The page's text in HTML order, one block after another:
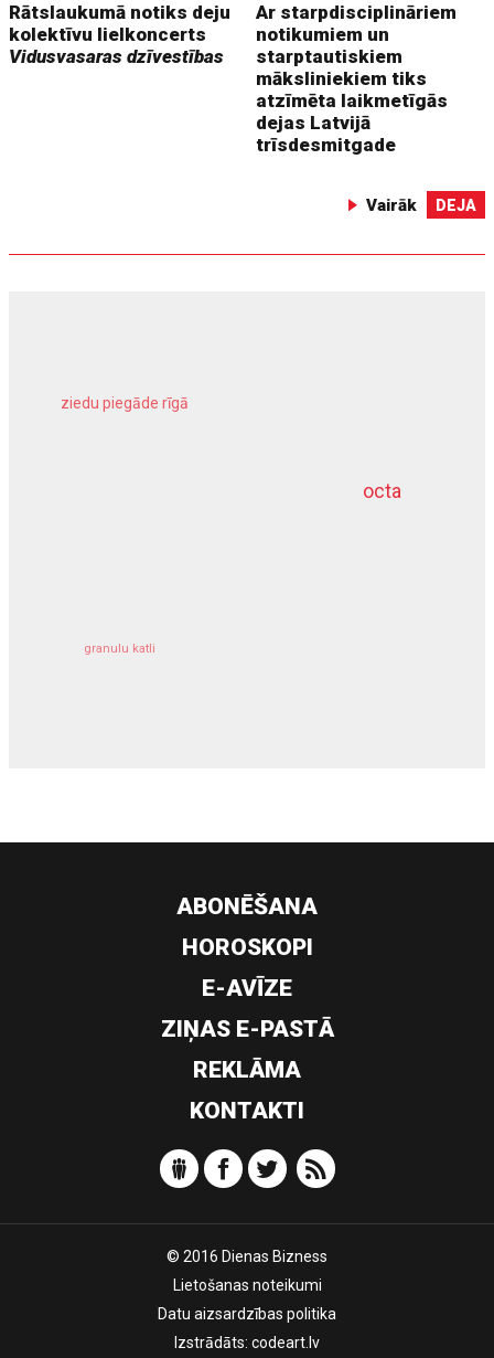
Rātslaukumā notiks deju
kolektīvu lielkoncerts
Vidusvasaras dzīvestības
Ar starpdisciplināriem
notikumiem un
starptautiskiem
māksliniekiem tiks
atzīmēta laikmetīgās
dejas Latvijā
trīsdesmitgade
Vairāk DEJA
octa
ziedu piegāde rīgā
granulu katli
dziļurbums
ABONĒŠANA
HOROSKOPI
E-AVĪZE
ZIŅAS E-PASTĀ
REKLĀMA
KONTAKTI
© 2016 Dienas Bizness
Lietošanas noteikumi
Datu aizsardzības politika
Izstrādāts: codeart.lv